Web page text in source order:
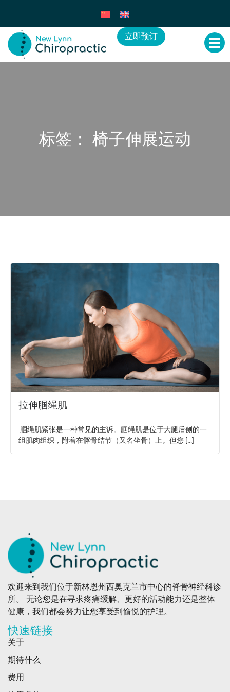
立即预订
标签： 椅子伸展运动
拉伸腘绳肌
腘绳肌紧张是一种常见的主诉。腘绳肌是位于大腿后侧的一
组肌肉组织，附着在髂骨结节（又名坐骨）上。但您 […]
欢迎来到我们位于新林恩州西奥克兰市中心的脊骨神经科诊
所。 无论您是在寻求疼痛缓解、更好的活动能力还是整体
健康，我们都会努力让您享受到愉悦的护理。
快速链接
关于
期待什么
费用